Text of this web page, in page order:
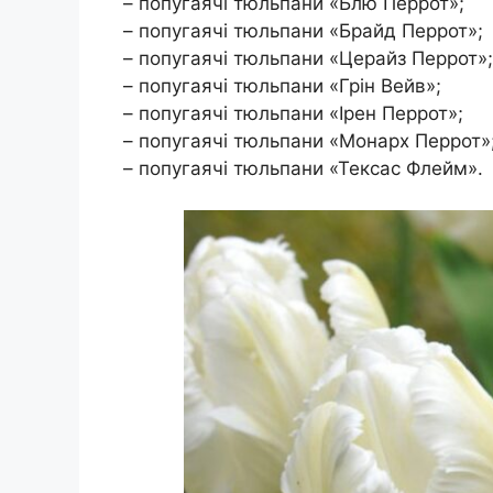
– попугаячі тюльпани «Брайд Перрот»;
– попугаячі тюльпани «Церайз Перрот»;
– попугаячі тюльпани «Грін Вейв»;
– попугаячі тюльпани «Ірен Перрот»;
– попугаячі тюльпани «Монарх
– попугаячі тюльпани «Тексас Флейм».